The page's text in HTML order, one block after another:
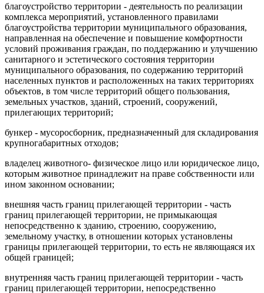
благоустройство территории - деятельность по реализации
комплекса мероприятий, установленного правилами
благоустройства территории муниципального образования,
направленная на обеспечение и повышение комфортности
условий проживания граждан, по поддержанию и улучшению
санитарного и эстетического состояния территории
муниципального образования, по содержанию территорий
населенных пунктов и расположенных на таких территориях
объектов, в том числе территорий общего пользования,
земельных участков, зданий, строений, сооружений,
прилегающих территорий;
бункер - мусоросборник, предназначенный для складирования
крупногабаритных отходов;
владелец животного- физическое лицо или юридическое лицо,
которым животное принадлежит на праве собственности или
ином законном основании;
внешняя часть границ прилегающей территории - часть
границ прилегающей территории, не примыкающая
непосредственно к зданию, строению, сооружению,
земельному участку, в отношении которых установлены
границы прилегающей территории, то есть не являющаяся их
общей границей;
внутренняя часть границ прилегающей территории - часть
границ прилегающей территории, непосредственно